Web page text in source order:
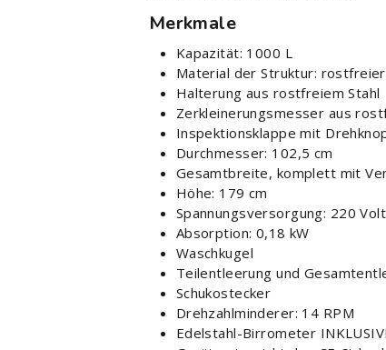
Merkmale
Kapazität: 1000 L
Material der Struktur: rostfreier
Halterung aus rostfreiem Stahl
Zerkleinerungsmesser aus
Inspektionsklappe mit
Durchmesser: 102,5 cm
Gesamtbreite, komplett mit
Höhe: 179 cm
Spannungsversorgung: 220
Absorption: 0,18 kW
Waschkugel
Teilentleerung und
Schukostecker
Drehzahlminderer: 14 RPM
Edelstahl-Birrometer